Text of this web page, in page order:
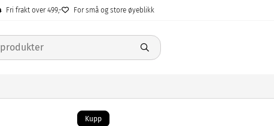
Fri frakt over 499,- For små og store øyeblikk
Kupp